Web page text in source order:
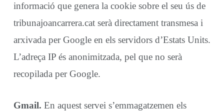
informació que genera la cookie sobre el seu ús de
tribunajoancarrera.cat serà directament transmesa i
arxivada per Google en els servidors d’Estats Units.
L’adreça IP és anonimitzada, pel que no serà
recopilada per Google.
Gmail. En aquest servei s’emmagatzemen els